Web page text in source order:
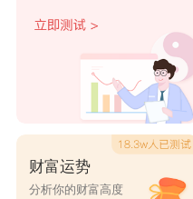
天秤女是个天生乐观
悲观主义者。时间久
男没法给生活多姿多
新鲜感。在性爱方面
是两者毕竟是分属两
财富运势
分析你的财富高度